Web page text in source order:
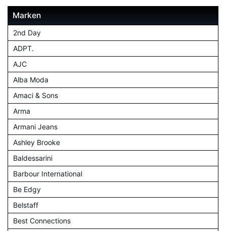
Marken
2nd Day
ADPT.
AJC
Alba Moda
Amaci & Sons
Arma
Armani Jeans
Ashley Brooke
Baldessarini
Barbour International
Be Edgy
Belstaff
Best Connections